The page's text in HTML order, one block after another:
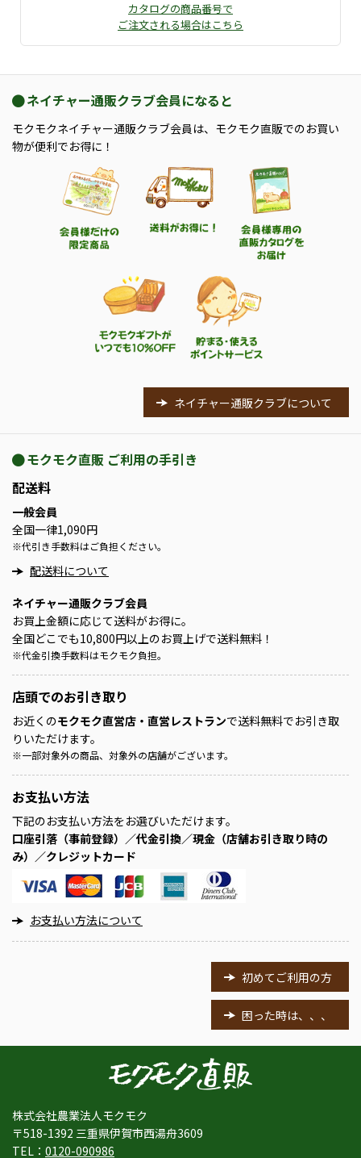
カタログの商品番号で
ご注文される場合はこちら
ネイチャー通販クラブ会員になると
モクモクネイチャー通販クラブ会員は、モクモク直販でのお買い
物が便利でお得に！
ネイチャー通販クラブについて
モクモク直販 ご利用の手引き
配送料
一般会員
全国一律1,090円
※代引き手数料はご負担ください。
配送料について
ネイチャー通販クラブ会員
お買上金額に応じて送料がお得に。
全国どこでも10,800円以上のお買上げで送料無料！
※代金引換手数料はモクモク負担。
店頭でのお引き取り
お近くのモクモク直営店・直営レストランで送料無料でお引き取
りいただけます。
※一部対象外の商品、対象外の店舗がございます。
お支払い方法
下記のお支払い方法をお選びいただけます。
口座引落（事前登録）／代金引換／現金（店舗お引き取り時の
み）／クレジットカード
お支払い方法について
初めてご利用の方
困った時は、、、
株式会社農業法人モクモク
〒518-1392 三重県伊賀市西湯舟3609
TEL： 0120-090986